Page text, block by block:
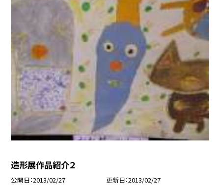
造形展作品紹介２
公開日 2013/02/27 更新日 2013/02/27